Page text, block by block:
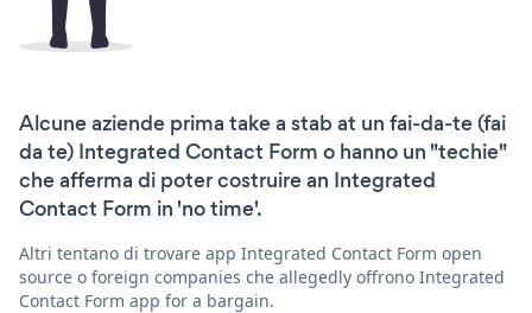
Alcune aziende prima take a stab at un fai-da-te (fai
da te) Integrated Contact Form o hanno un "techie"
che afferma di poter costruire an Integrated
Contact Form in 'no time'.
Altri tentano di trovare app Integrated Contact Form open
source o foreign companies che allegedly offrono Integrated
Contact Form app for a bargain.